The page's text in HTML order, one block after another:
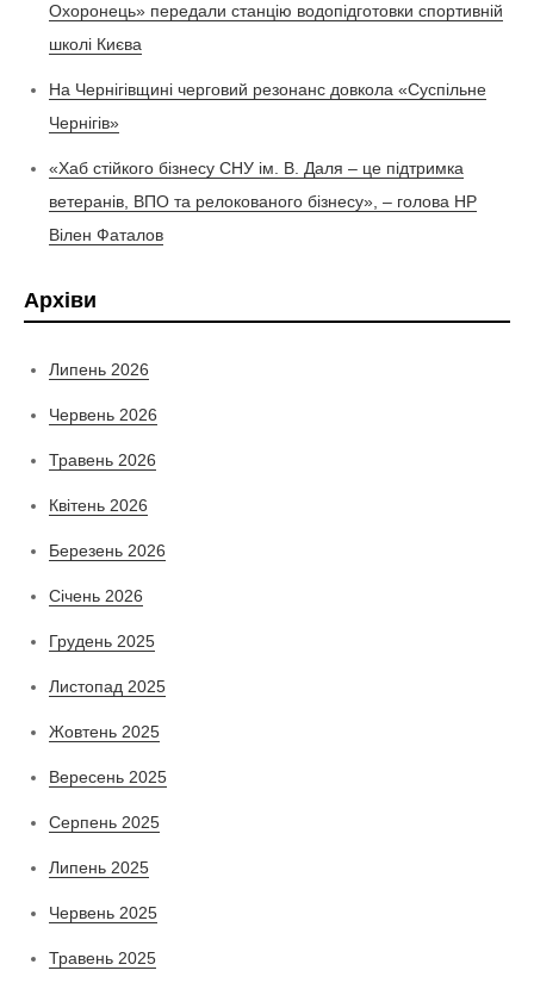
Охоронець» передали станцію водопідготовки спортивній
школі Києва
На Чернігівщині черговий резонанс довкола «Суспільне
Чернігів»
«Хаб стійкого бізнесу СНУ ім. В. Даля – це підтримка
ветеранів, ВПО та релокованого бізнесу», – голова НР
Вілен Фаталов
Архіви
Липень 2026
Червень 2026
Травень 2026
Квітень 2026
Березень 2026
Січень 2026
Грудень 2025
Листопад 2025
Жовтень 2025
Вересень 2025
Серпень 2025
Липень 2025
Червень 2025
Травень 2025